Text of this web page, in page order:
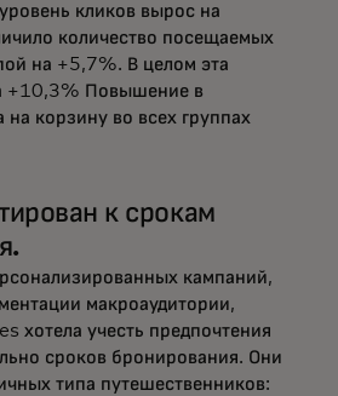
кликов вырос на
количество посещаемых
на +5,7%. В целом эта
+10,3% Повышение в
корзину во всех группах
к срокам
кампаний,
макроаудитории,
хотела учесть предпочтения
сроков бронирования. Они
типа путешественников: